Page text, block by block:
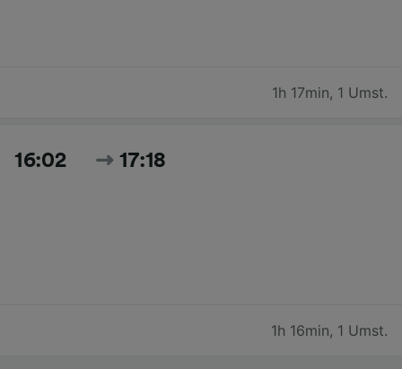
1h 17min, 1 Umst.
16:02 17:18
1h 16min, 1 Umst.